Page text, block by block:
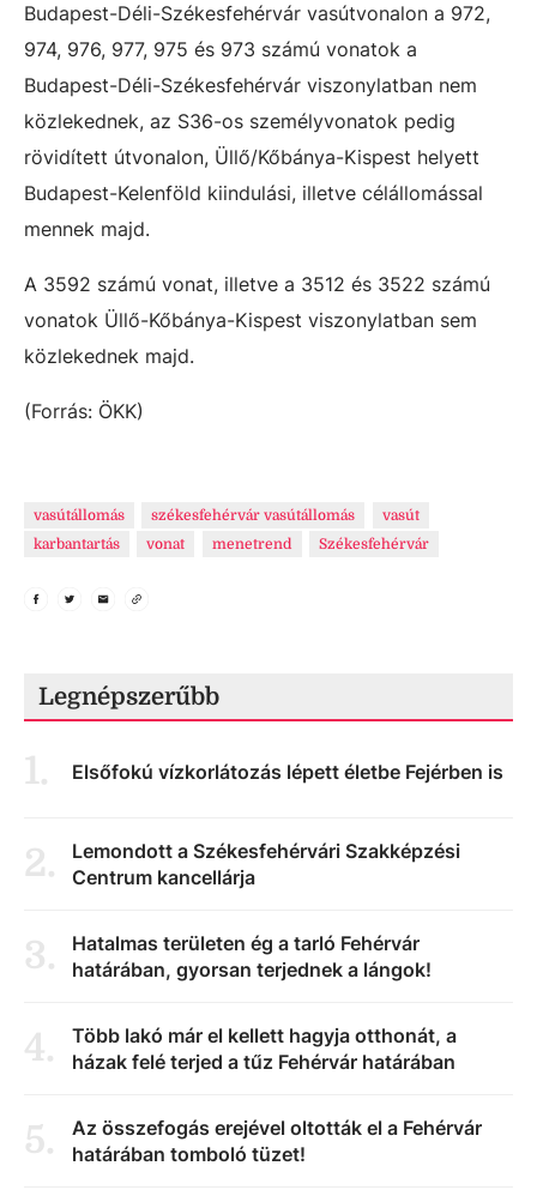
Budapest-Déli-Székesfehérvár vasútvonalon a 972,
974, 976, 977, 975 és 973 számú vonatok a
Budapest-Déli-Székesfehérvár viszonylatban nem
közlekednek, az S36-os személyvonatok pedig
rövidített útvonalon, Üllő/Kőbánya-Kispest helyett
Budapest-Kelenföld kiindulási, illetve célállomással
mennek majd.
A 3592 számú vonat, illetve a 3512 és 3522 számú
vonatok Üllő-Kőbánya-Kispest viszonylatban sem
közlekednek majd.
(Forrás: ÖKK)
vasútállomás székesfehérvár vasútállomás
vasút
karbantartás
vonat menetrend Székesfehérvár
Legnépszerűbb
1. Elsőfokú vízkorlátozás lépett életbe Fejérben is
2.
Lemondott a Székesfehérvári Szakképzési
Centrum kancellárja
3.
Hatalmas területen ég a tarló Fehérvár
határában, gyorsan terjednek a lángok!
4.
Több lakó már el kellett hagyja otthonát, a
házak felé terjed a tűz Fehérvár határában
5.
Az összefogás erejével oltották el a Fehérvár
határában tomboló tüzet!